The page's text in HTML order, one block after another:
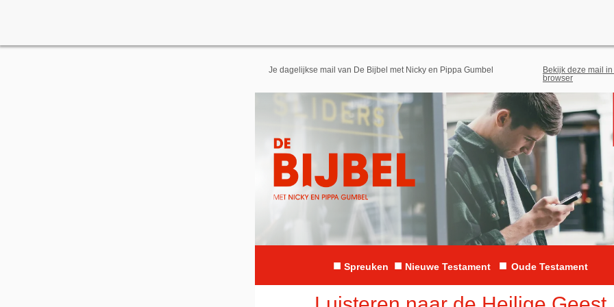
Je dagelijkse mail van De Bijbel met Nicky en Pippa Gumbel
Bekijk deze mail
browser
■ Spreuken ■ Nieuwe Testament ■ Oude Testament